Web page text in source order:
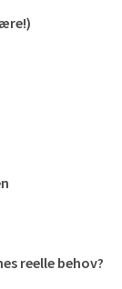
reelle behov?